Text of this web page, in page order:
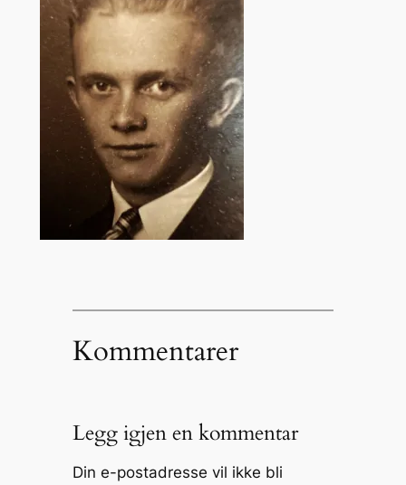
Kommentarer
Legg igjen en kommentar
Din e-postadresse vil ikke bli